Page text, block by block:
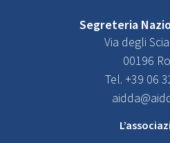
Segreteria
Via degli
00196
Tel. +39 06